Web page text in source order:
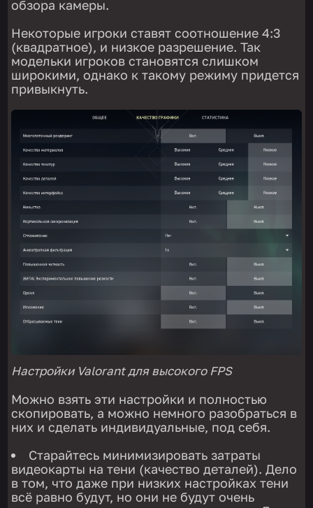
обзора камеры.
Некоторые игроки ставят соотношение 4:3
(квадратное), и низкое разрешение. Так
модельки игроков становятся слишком
широкими, однако к такому режиму придется
привыкнуть.
Настройки Valorant для высокого FPS
Можно взять эти настройки и полностью
скопировать, а можно немного разобраться в
них и сделать индивидуальные, под себя.
Старайтесь минимизировать затраты
видеокарты на тени (качество деталей). Дело
в том, что даже при низких настройках тени
всё равно будут, но они не будут очень